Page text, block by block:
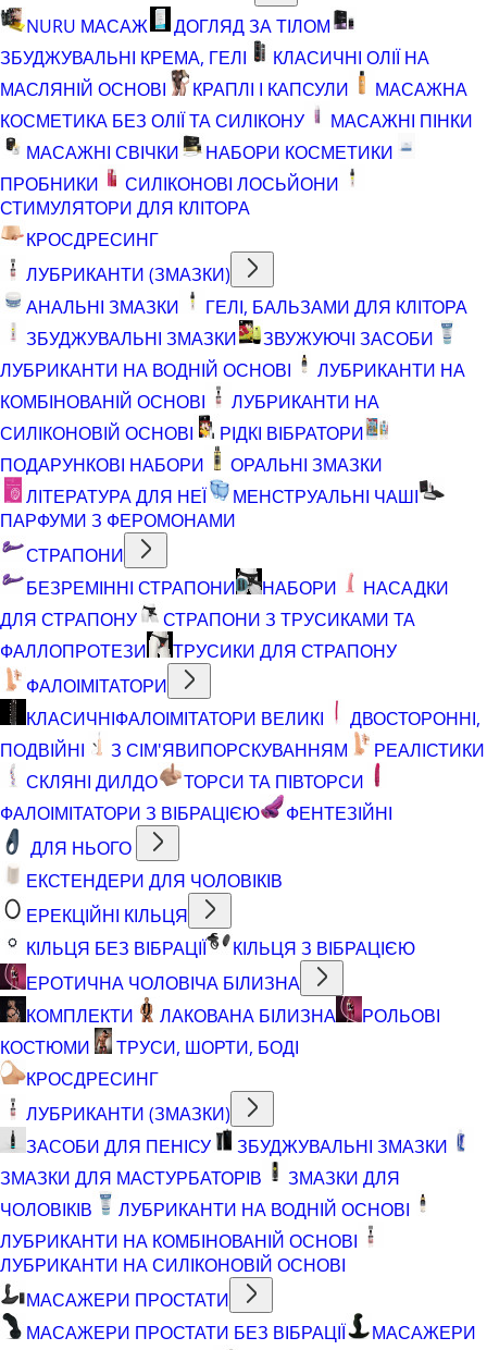
NURU МАСАЖ
ДОГЛЯД ЗА ТІЛОМ
ЗБУДЖУВАЛЬНІ КРЕМА, ГЕЛІ
КЛАСИЧНІ ОЛІЇ НА
МАСЛЯНІЙ ОСНОВІ
КРАПЛІ І КАПСУЛИ
МАСАЖНА
КОСМЕТИКА БЕЗ ОЛІЇ ТА СИЛІКОНУ
МАСАЖНІ ПІНКИ
МАСАЖНІ СВІЧКИ
НАБОРИ КОСМЕТИКИ
ПРОБНИКИ
СИЛІКОНОВІ ЛОСЬЙОНИ
СТИМУЛЯТОРИ ДЛЯ КЛІТОРА
КРОСДРЕСИНГ
ЛУБРИКАНТИ (ЗМАЗКИ)
АНАЛЬНІ ЗМАЗКИ
ГЕЛІ, БАЛЬЗАМИ ДЛЯ КЛІТОРА
ЗБУДЖУВАЛЬНІ ЗМАЗКИ
ЗВУЖУЮЧІ ЗАСОБИ
ЛУБРИКАНТИ НА ВОДНІЙ ОСНОВІ
ЛУБРИКАНТИ НА
КОМБІНОВАНІЙ ОСНОВІ
ЛУБРИКАНТИ НА
СИЛІКОНОВІЙ ОСНОВІ
РІДКІ ВІБРАТОРИ
ПОДАРУНКОВІ НАБОРИ
ОРАЛЬНІ ЗМАЗКИ
ЛІТЕРАТУРА ДЛЯ НЕЇ
МЕНСТРУАЛЬНІ ЧАШІ
ПАРФУМИ З ФЕРОМОНАМИ
СТРАПОНИ
БЕЗРЕМІННІ СТРАПОНИ
НАБОРИ
НАСАДКИ
ДЛЯ СТРАПОНУ
СТРАПОНИ З ТРУСИКАМИ ТА
ФАЛЛОПРОТЕЗИ
ТРУСИКИ ДЛЯ СТРАПОНУ
ФАЛОІМІТАТОРИ
КЛАСИЧНІФАЛОІМІТАТОРИ ВЕЛИКІ
ДВОСТОРОННІ,
ПОДВІЙНІ
З СІМ'ЯВИПОРСКУВАННЯМ
РЕАЛІСТИКИ
СКЛЯНІ ДИЛДО
ТОРСИ ТА ПІВТОРСИ
ФАЛОІМІТАТОРИ З ВІБРАЦІЄЮ
ФЕНТЕЗІЙНІ
ДЛЯ НЬОГО
ЕКСТЕНДЕРИ ДЛЯ ЧОЛОВІКІВ
ЕРЕКЦІЙНІ КІЛЬЦЯ
КІЛЬЦЯ БЕЗ ВІБРАЦІЇ
КІЛЬЦЯ З ВІБРАЦІЄЮ
ЕРОТИЧНА ЧОЛОВІЧА БІЛИЗНА
КОМПЛЕКТИ
ЛАКОВАНА БІЛИЗНА
РОЛЬОВІ
КОСТЮМИ
ТРУСИ, ШОРТИ, БОДІ
КРОСДРЕСИНГ
ЛУБРИКАНТИ (ЗМАЗКИ)
ЗАСОБИ ДЛЯ ПЕНІСУ
ЗБУДЖУВАЛЬНІ ЗМАЗКИ
ЗМАЗКИ ДЛЯ МАСТУРБАТОРІВ
ЗМАЗКИ ДЛЯ
ЧОЛОВІКІВ
ЛУБРИКАНТИ НА ВОДНІЙ ОСНОВІ
ЛУБРИКАНТИ НА КОМБІНОВАНІЙ ОСНОВІ
ЛУБРИКАНТИ НА СИЛІКОНОВІЙ ОСНОВІ
МАСАЖЕРИ ПРОСТАТИ
МАСАЖЕРИ ПРОСТАТИ БЕЗ ВІБРАЦІЇ
МАСАЖЕРИ